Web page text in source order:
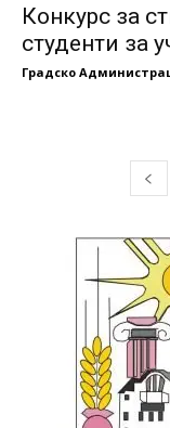
Конкурс за
студенти за
Градско